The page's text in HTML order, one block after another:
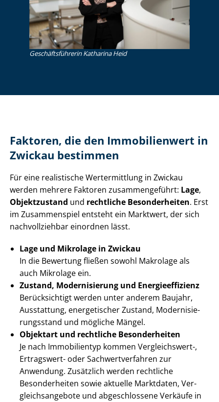
Ge­schäfts­füh­re­rin Katharina Heid
Faktoren, die den Immobilienwert in
Zwickau bestimmen
Für eine realistische Wertermittlung in Zwickau
werden mehrere Faktoren zusammengeführt: Lage,
Objektzustand und rechtliche Besonderheiten. Erst
im Zusammenspiel entsteht ein Marktwert, der sich
nachvollziehbar einordnen lässt.
Lage und Mikrolage in Zwickau
In die Bewertung fließen sowohl Makrolage als
auch Mikrolage ein.
Zustand, Modernisierung und En­er­gie­ef­fi­zi­enz
Berücksichtigt werden unter anderem Baujahr,
Ausstattung, energetischer Zustand, Mo­der­ni­sie­
rungs­stand und mögliche Mängel.
Objektart und rechtliche Besonderheiten
Je nach Immobilientyp kommen Vergleichswert-,
Ertragswert- oder Sach­wert­ver­fah­ren zur
Anwendung. Zusätzlich werden rechtliche
Besonderheiten sowie aktuelle Marktdaten, Ver­
gleichs­an­ge­bo­te und abgeschlossene Verkäufe in